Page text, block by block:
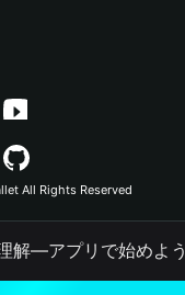
ー
All Rights Reserved
解―アプリで始めよう